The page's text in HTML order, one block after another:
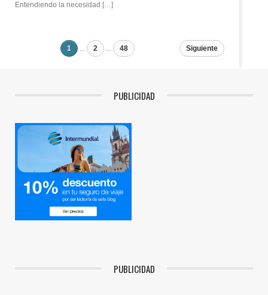
Entendiendo la necesidad […]
1 ... 2 ... 48 Siguiente
PUBLICIDAD
PUBLICIDAD